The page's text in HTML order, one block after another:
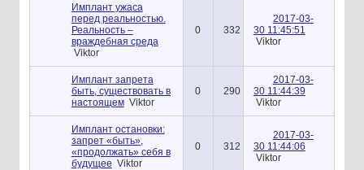
Имплант ужаса
перед реальностью.
Реальность –
враждебная среда
Viktor
0 332
2017-03-
30 11:45:51
Viktor
Имплант запрета
быть, существовать в
настоящем Viktor
0 290
2017-03-
30 11:44:39
Viktor
Имплант остановки:
запрет «быть»,
«продолжать» себя в
будущее Viktor
0 312
2017-03-
30 11:44:06
Viktor